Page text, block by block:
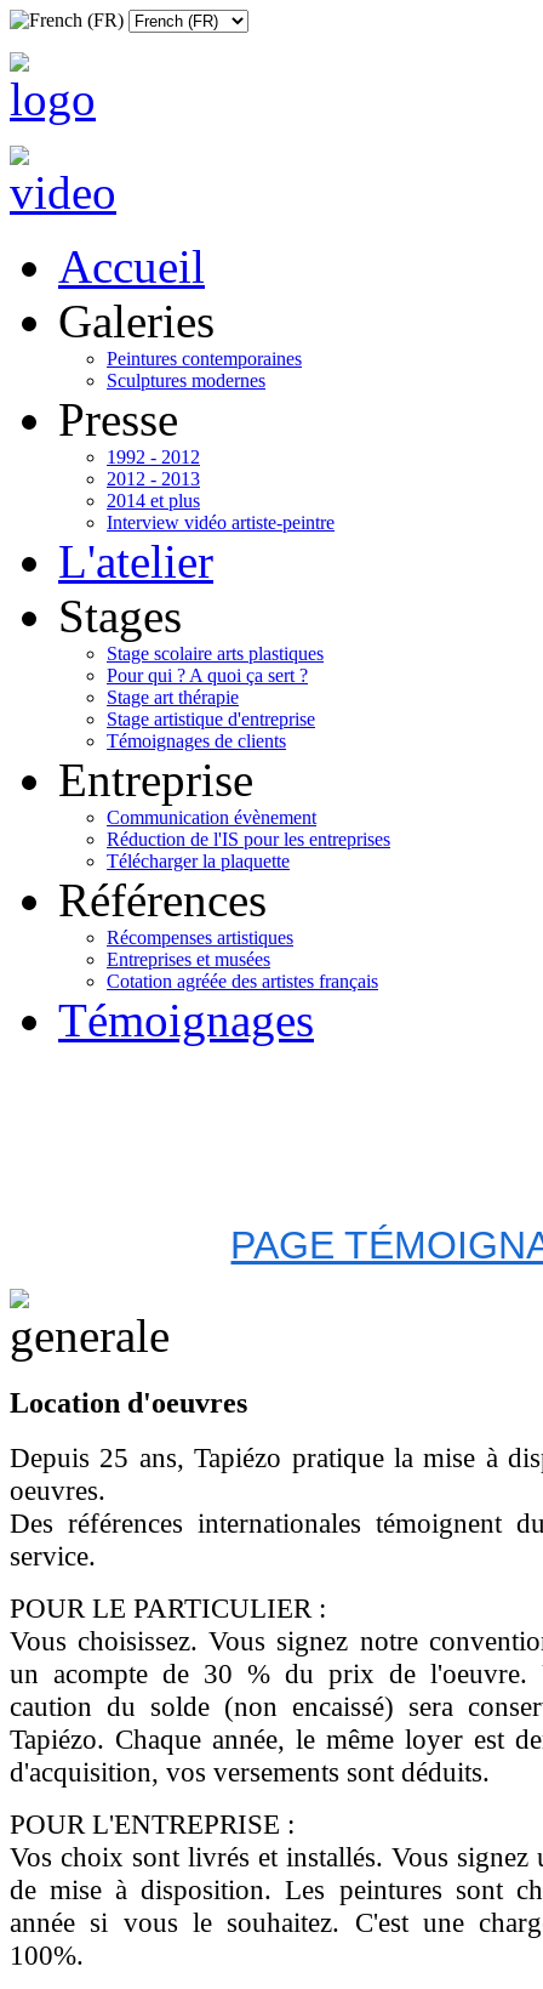
Accueil
Galeries
Peintures contemporaines
Sculptures modernes
Presse
1992 - 2012
2012 - 2013
2014 et plus
Interview vidéo artiste-peintre
L'atelier
Stages
Stage scolaire arts plastiques
Pour qui ? A quoi ça sert ?
Stage art thérapie
Stage artistique d'entreprise
Témoignages de clients
Entreprise
Communication évènement
Réduction de l'IS pour les entreprises
Télécharger la plaquette
Références
Récompenses artistiques
Entreprises et musées
Cotation agréée des artistes français
Témoignages
PAGE
Location d'oeuvres
Depuis 25 ans, Tapiézo pratique la mise à
oeuvres.
Des références internationales témoignent
service.
POUR LE PARTICULIER :
Vous choisissez. Vous signez notre
un acompte de 30 % du prix de l'oeuvre.
caution du solde (non encaissé) sera
Tapiézo. Chaque année, le même loyer est
d'acquisition, vos versements sont déduits.
POUR L'ENTREPRISE :
Vos choix sont livrés et installés. Vous signez
de mise à disposition. Les peintures sont
année si vous le souhaitez. C'est une
100%.